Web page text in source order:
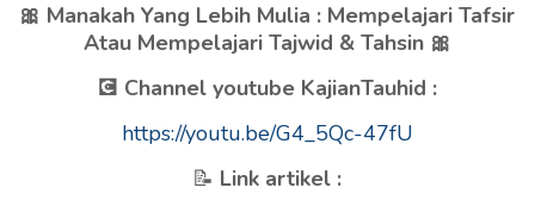
🎀 Manakah Yang Lebih Mulia : Mempelajari Tafsir
Atau Mempelajari Tajwid & Tahsin 🎀
💽 Channel youtube KajianTauhid :
https://youtu.be/G4_5Qc-47fU
📝 Link artikel :